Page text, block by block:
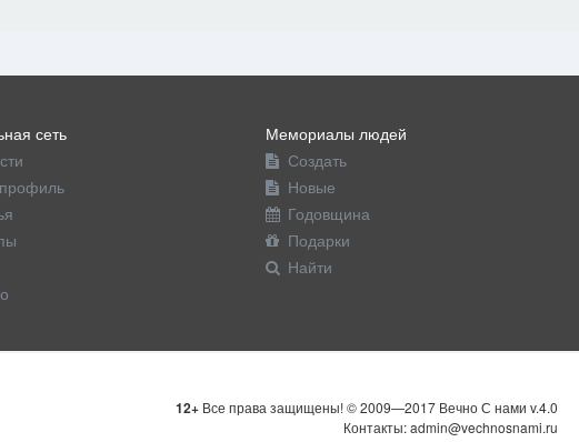
сеть
Мемориалы людей
Создать
Новые
Годовщина
Подарки
Найти
12+Все права защищены! © 2009—2017 Вечно С нами v.4.0
Контакты: admin@vechnosnami.ru